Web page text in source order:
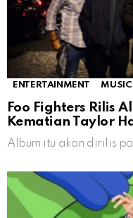
ENTERTAINMENT MUSIC
Foo Fighters Rilis
Kematian Taylor
Album itu akan dirilis